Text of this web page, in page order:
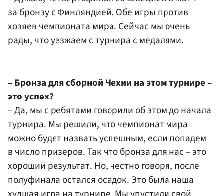
за бронзу с Финляндией. Обе игры против
хозяев чемпионата мира. Сейчас мы очень
рады, что уезжаем с турнира с медалями.
– Бронза для сборной Чехии на этом турнире –
это успех?
– Да, мы с ребятами говорили об этом до начала
турнира. Мы решили, что чемпионат мира
можно будет назвать успешным, если попадем
в число призеров. Так что бронза для нас – это
хороший результат. Но, честно говоря, после
полуфинала остался осадок. Это была наша